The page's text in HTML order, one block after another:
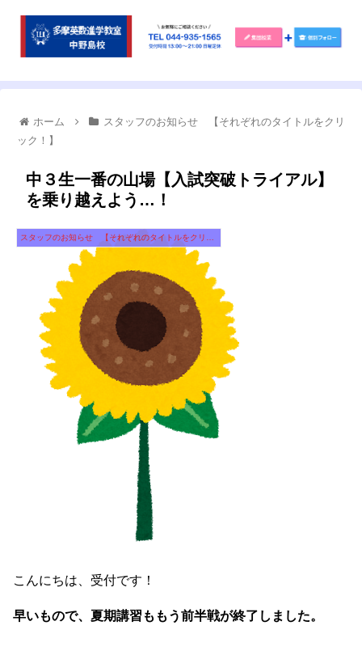
ホーム
スタッフのお知らせ 【それぞれのタイトルをクリ
ック！】
中３生一番の山場【入試突破トライアル】
を乗り越えよう…！
こんにちは、受付です！
早いもので、夏期講習ももう前半戦が終了しました。